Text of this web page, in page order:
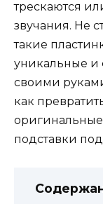
трескаются
звучания. Не
такие
уникальные и
своими
как
подставки